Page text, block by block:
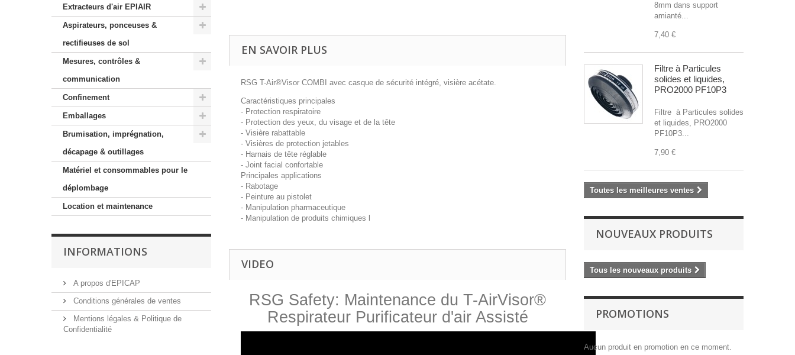
Extracteurs d'air EPIAIR
Aspirateurs, ponceuses &
rectifieuses de sol
Mesures, contrôles &
communication
Confinement
Emballages
Brumisation, imprégnation,
décapage & outillages
Matériel et consommables pour le
déplombage
Location et maintenance
INFORMATIONS
A propos d'EPICAP
Conditions générales de ventes
Mentions légales & Politique de
Confidentialité
EN SAVOIR PLUS
RSG T-Air®Visor COMBI avec casque de sécurité intégré, visière acétate.
Caractéristiques principales
- Protection respiratoire
- Protection des yeux, du visage et de la tête
- Visière rabattable
- Visières de protection jetables
- Harnais de tête réglable
- Joint facial confortable
Principales applications
- Rabotage
- Peinture au pistolet
- Manipulation pharmaceutique
- Manipulation de produits chimiques l
VIDEO
RSG Safety: Maintenance du T-AirVisor®
Respirateur Purificateur d'air Assisté
8mm dans support
amianté...
7,40 €
Filtre à Particules
solides et liquides,
PRO2000 PF10P3
Filtre à Particules solides
et liquides, PRO2000
PF10P3...
7,90 €
Toutes les meilleures ventes
NOUVEAUX PRODUITS
Tous les nouveaux produits
PROMOTIONS
Aucun produit en promotion en ce moment.